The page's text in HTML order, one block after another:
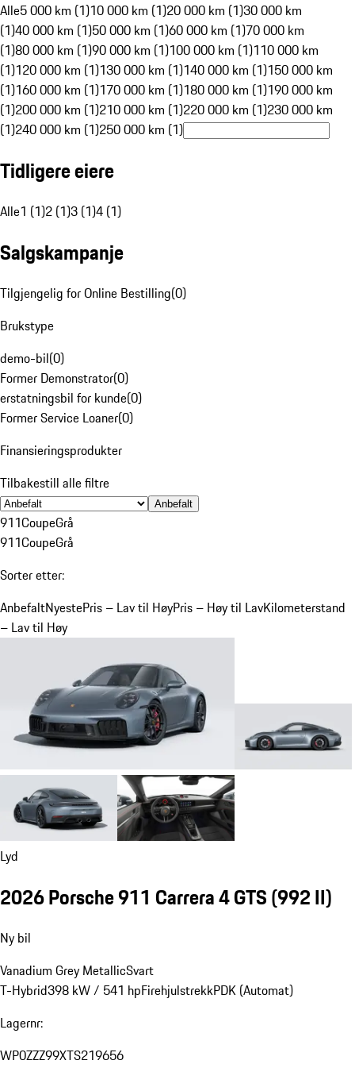
Alle5 000 km (1)10 000 km (1)20 000 km (1)30 000 km
(1)40 000 km (1)50 000 km (1)60 000 km (1)70 000 km
(1)80 000 km (1)90 000 km (1)100 000 km (1)110 000 km
(1)120 000 km (1)130 000 km (1)140 000 km (1)150 000 km
(1)160 000 km (1)170 000 km (1)180 000 km (1)190 000 km
(1)200 000 km (1)210 000 km (1)220 000 km (1)230 000 km
(1)240 000 km (1)250 000 km (1)
Tidligere eiere
Alle1 (1)2 (1)3 (1)4 (1)
Salgskampanje
Tilgjengelig for Online Bestilling(0)
Brukstype
demo-bil(0)
Former Demonstrator(0)
erstatningsbil for kunde(0)
Former Service Loaner(0)
Finansieringsprodukter
Tilbakestill alle filtre
Anbefalt
911CoupeGrå
911CoupeGrå
Sorter etter:
AnbefaltNyestePris – Lav til HøyPris – Høy til LavKilometerstand
– Lav til Høy
Lyd
2026 Porsche 911 Carrera 4 GTS(992 II)
Ny bil
Vanadium Grey MetallicSvart
T-Hybrid398 kW / 541 hpFirehjulstrekkPDK (Automat)
Lagernr:
WP0ZZZ99XTS219656